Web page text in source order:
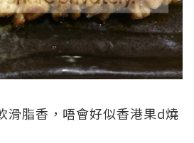
滑脂香，唔會好似香港果d燒